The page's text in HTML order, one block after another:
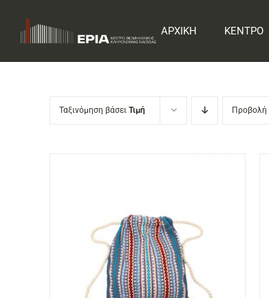
content
ΑΡΧΙΚΗ ΚΕΝΤΡΟ
Ταξινόμηση βάσει Τιμή Προβολή